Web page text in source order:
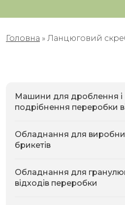
Головна » Ланцюговий
Машини для дроблення і
подрібнення переробки
Обладнання для
брикетів
Обладнання для
відходів переробки